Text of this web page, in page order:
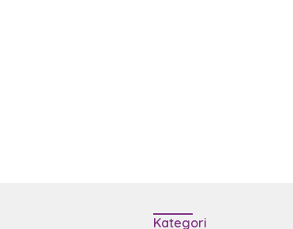
Kategori